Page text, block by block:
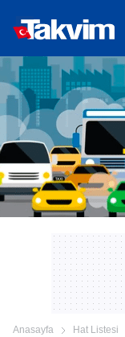
Anasayfa Hat Listesi